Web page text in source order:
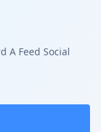
A Feed Social